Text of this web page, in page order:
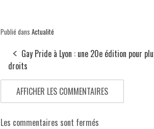
Publié dans Actualité
Gay Pride à Lyon : une 20e édition pour
droits
AFFICHER LES COMMENTAIRES
Les commentaires sont fermés